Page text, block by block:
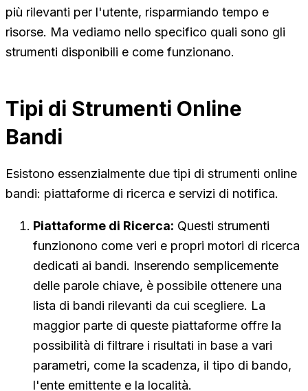
più rilevanti per l'utente, risparmiando tempo e
risorse. Ma vediamo nello specifico quali sono gli
strumenti disponibili e come funzionano.
Tipi di Strumenti Online
Bandi
Esistono essenzialmente due tipi di strumenti online
bandi: piattaforme di ricerca e servizi di notifica.
Piattaforme di Ricerca: Questi strumenti
funzionono come veri e propri motori di ricerca
dedicati ai bandi. Inserendo semplicemente
delle parole chiave, è possibile ottenere una
lista di bandi rilevanti da cui scegliere. La
maggior parte di queste piattaforme offre la
possibilità di filtrare i risultati in base a vari
parametri, come la scadenza, il tipo di bando,
l'ente emittente e la località.